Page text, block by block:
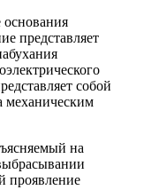
основания
представляет
собой
механическим
на
проявление